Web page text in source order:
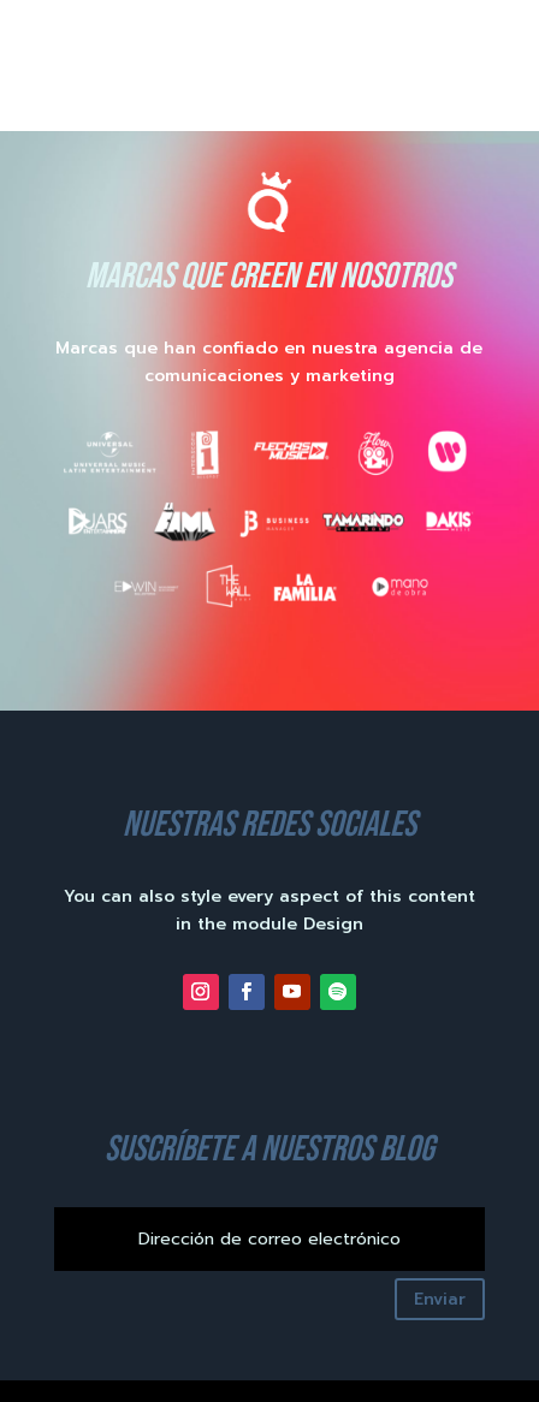
MARCAS QUE CREEN EN NOSOTROS
Marcas que han confiado en nuestra agencia de
comunicaciones y marketing
nuestras redes sociales
You can also style every aspect of this content
in the module Design
suscríbete a nuestros blog
Enviar